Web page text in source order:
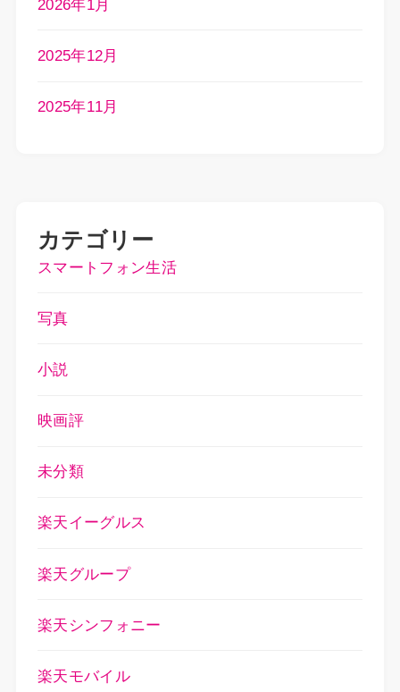
2026年1月
2025年12月
2025年11月
カテゴリー
スマートフォン生活
写真
小説
映画評
未分類
楽天イーグルス
楽天グループ
楽天シンフォニー
楽天モバイル